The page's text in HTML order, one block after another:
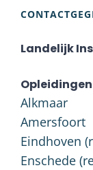
Landelijk
Alkmaar
Amersfoort
Eindhoven
Enschede